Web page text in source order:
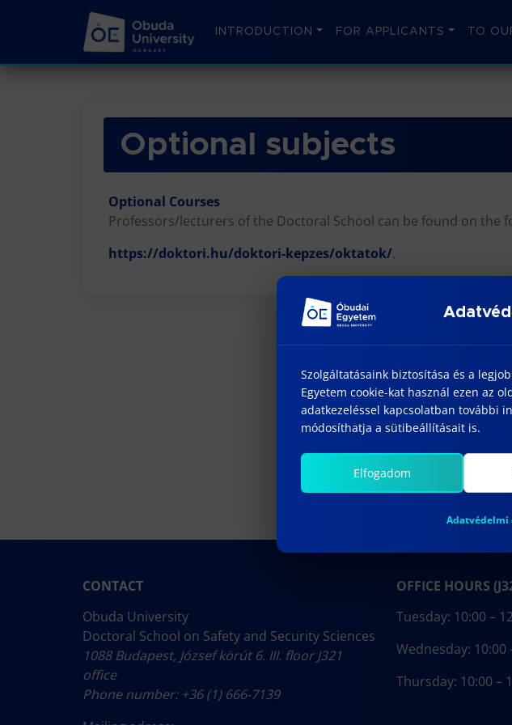
INTRODUCTION FOR APPLICANTS TO
Optional subjects
Optional Courses
Professors/lecturers of the Doctoral School can be found on the
https://doktori.hu/doktori-kepzes/oktatok/.
CONTACT
Obuda University
Doctoral School on Safety and Security Sciences
1088 Budapest, József körút 6. III. floor J321
office
Phone number: +36 (1) 666-7139
OFFICE HOURS
Tuesday: 10:00 –
Wednesday: 10:00
Thursday: 10:00 –
Szolgáltatásaink biztosítása és a
Egyetem cookie-kat használ ezen az
adatkezeléssel kapcsolatban további
módosíthatja a sütibeállításait is.
Elfogadom
Adatvédelmi